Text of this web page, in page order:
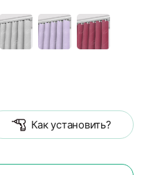
Как установить?